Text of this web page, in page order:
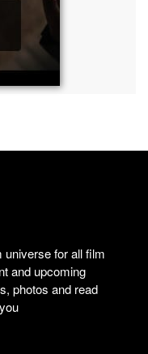
for all film
and upcoming
photos and read